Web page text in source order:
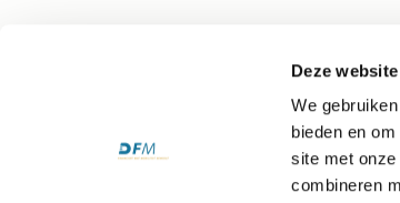
Deze
We
bieden en
site met
combineren